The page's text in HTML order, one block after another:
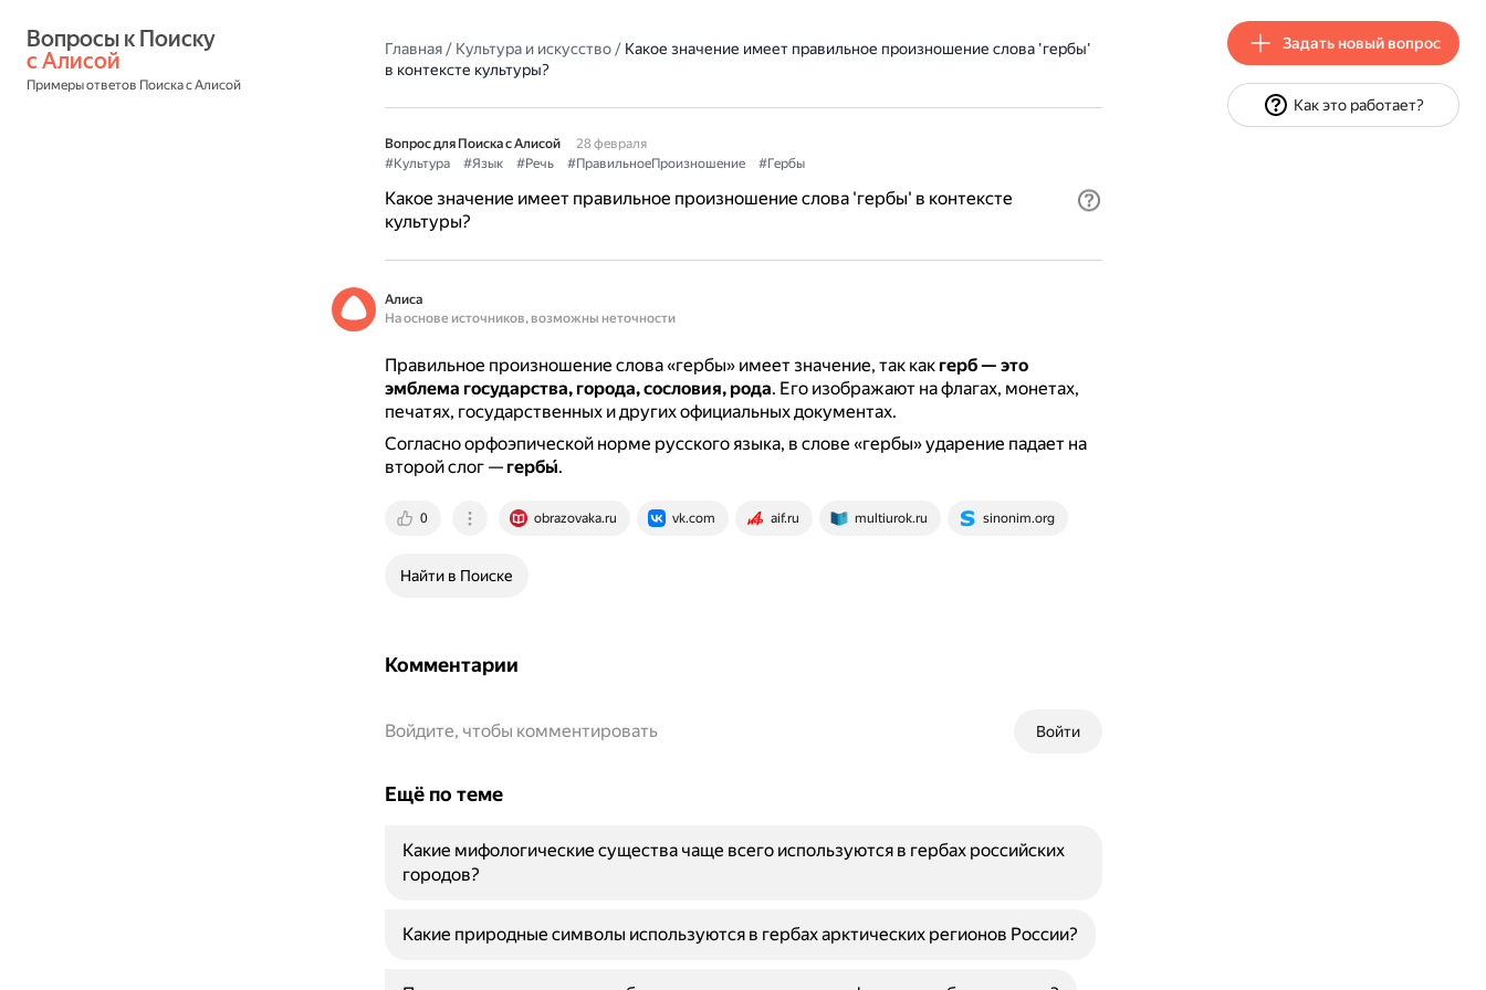
с Алисой
Примеры ответов Поиска с Алисой
Главная/ Культура и искусство/ Какое значение имеет правильное произношение слова 'гербы'
в контексте культуры?
Вопрос для Поиска с Алисой
28 февраля
#Культура
#Язык #Речь #ПравильноеПроизношение #Гербы
Какое значение имеет правильное произношение слова 'гербы' в контексте
культуры?
Алиса
На основе источников, возможны неточности
Правильное произношение слова «гербы» имеет значение, так как герб — это
эмблема государства, города, сословия, рода. Его изображают на флагах, монетах,
печатях, государственных и других официальных документах.
Согласно орфоэпической норме русского языка, в слове «гербы» ударение падает на
второй слог — гербы́.
0 obrazovaka.ru vk.com aif.ru multiurok.ru sinonim.org
Найти в Поиске
Комментарии
Войти
Войдите, чтобы комментировать
Ещё по теме
Какие мифологические существа чаще всего используются в гербах российских
городов?
Какие природные символы используются в гербах арктических регионов России?
Задать новый вопрос
Как это работает?